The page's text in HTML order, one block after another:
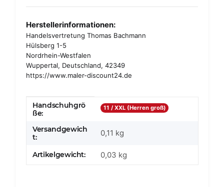
Herstellerinformationen:
Handelsvertretung Thomas Bachmann
Hülsberg 1-5
Nordrhein-Westfalen
Wuppertal, Deutschland, 42349
https://www.maler-discount24.de
Produkteigenschaft
Wert
Handschuhgrö
ße:
11 / XXL (Herren groß)
Versandgewich
t:
0,11 kg
Artikelgewicht: 0,03 kg